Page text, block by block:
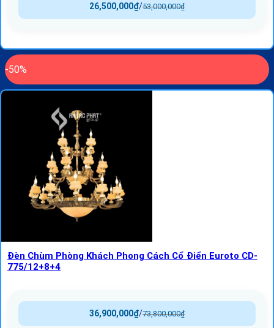
53,000,000₫
/
26,500,000₫
-50%
Đèn Chùm Phòng Khách Phong Cách Cổ Điển Euroto CD-
775/12+8+4
73,800,000₫
/
36,900,000₫